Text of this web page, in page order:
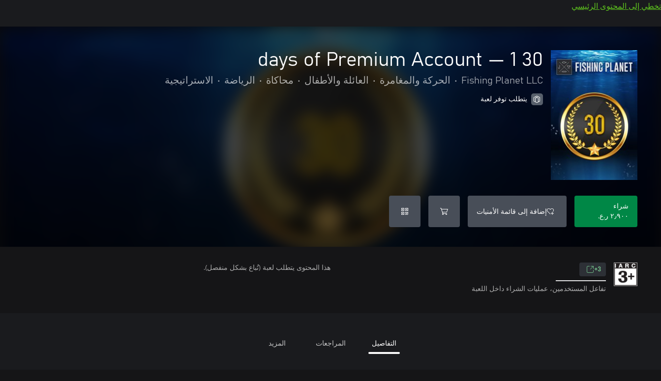
تخطي إلى المحتوى الرئيسي
30 days of Premium Account — 1
Fishing Planet LLC
• الحركة والمغامرة • العائلة والأطفال • محاكاة • الرياضة • الاستراتيجية
يتطلب توفر لعبة
شراء
٢٫٩٠٠ ر.ع.‏
إضافة إلى قائمة الأمنيات
3+
تفاعل المستخدمين، عمليات الشراء داخل اللعبة
هذا المحتوى يتطلب لعبة (تُباع بشكل منفصل).
التفاصيل المراجعات المزيد